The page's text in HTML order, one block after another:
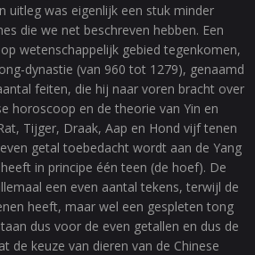
uitleg was eigenlijk een stuk minder
die we net beschreven hebben. Een
wetenschappelijk gebied tegenkomen,
dynastie (van 960 tot 1279), genaamd
feiten, die hij naar voren bracht over
horoscoop en de theorie van Yin en
Tijger, Draak, Aap en Hond vijf tenen
getal toebedacht wordt aan de Yang
in principe één teen (de hoef). De
een even aantal tekens, terwijl de
heeft, maar wel een gespleten tong
dus voor de even getallen en dus de
de keuze van dieren van de Chinese